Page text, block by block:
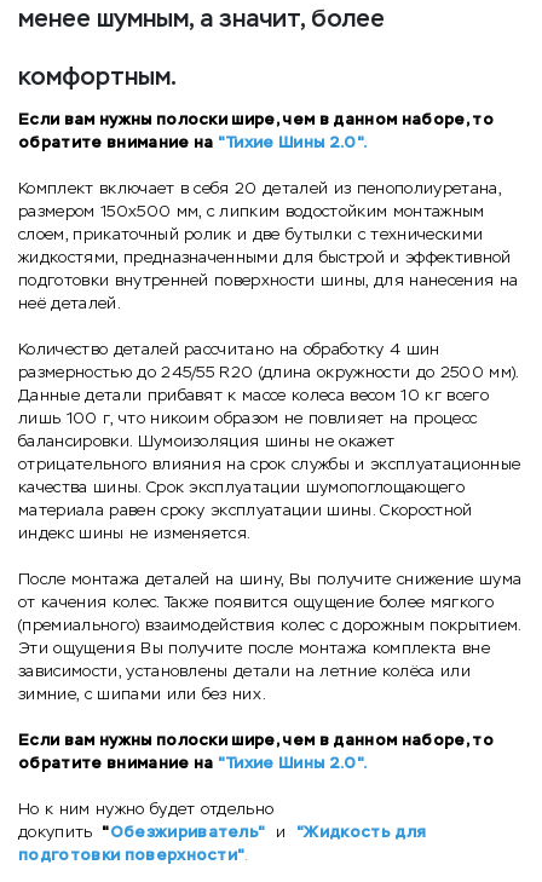
менее шумным, а значит, более
комфортным.
Если вам нужны полоски шире, чем в данном наборе, то
обратите внимание на "Тихие Шины 2.0".
Комплект включает в себя 20 деталей из пенополиуретана,
размером 150х500 мм, с липким водостойким монтажным
слоем, прикаточный ролик и две бутылки с техническими
жидкостями, предназначенными для быстрой и эффективной
подготовки внутренней поверхности шины, для нанесения на
неё деталей.
Количество деталей рассчитано на обработку 4 шин
размерностью до 245/55 R20 (длина окружности до 2500 мм).
Данные детали прибавят к массе колеса весом 10 кг всего
лишь 100 г, что никоим образом не повлияет на процесс
балансировки. Шумоизоляция шины не окажет
отрицательного влияния на срок службы и эксплуатационные
качества шины. Срок эксплуатации шумопоглощающего
материала равен сроку эксплуатации шины. Скоростной
индекс шины не изменяется.
После монтажа деталей на шину, Вы получите снижение шума
от качения колес. Также появится ощущение более мягкого
(премиального) взаимодействия колес с дорожным покрытием.
Эти ощущения Вы получите после монтажа комплекта вне
зависимости, установлены детали на летние колёса или
зимние, с шипами или без них.
Если вам нужны полоски шире, чем в данном наборе, то
обратите внимание на "Тихие Шины 2.0".
Но к ним нужно будет отдельно
докупить "Обезжириватель" и "Жидкость для
подготовки поверхности".